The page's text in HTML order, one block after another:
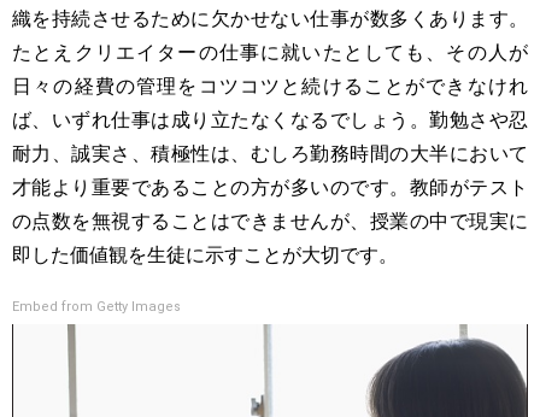
織を持続させるために欠かせない仕事が数多くあります。
たとえクリエイターの仕事に就いたとしても、その人が
日々の経費の管理をコツコツと続けることができなけれ
ば、いずれ仕事は成り立たなくなるでしょう。勤勉さや忍
耐力、誠実さ、積極性は、むしろ勤務時間の大半において
才能より重要であることの方が多いのです。教師がテスト
の点数を無視することはできませんが、授業の中で現実に
即した価値観を生徒に示すことが大切です。
Embed from Getty Images